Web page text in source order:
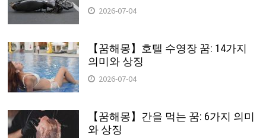
2026-07-04
【꿈해몽】호텔 수영장 꿈: 14가지
의미와 상징
2026-07-04
【꿈해몽】간을 먹는 꿈: 6가지 의미
와 상징